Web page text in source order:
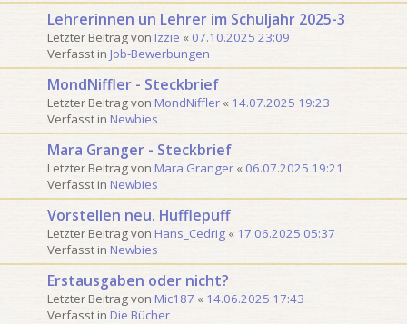
Lehrerinnen un Lehrer im Schuljahr 2025-3
Letzter Beitrag von Izzie « 07.10.2025 23:09
Verfasst in Job-Bewerbungen
MondNiffler - Steckbrief
Letzter Beitrag von MondNiffler « 14.07.2025 19:23
Verfasst in Newbies
Mara Granger - Steckbrief
Letzter Beitrag von Mara Granger « 06.07.2025 19:21
Verfasst in Newbies
Vorstellen neu. Hufflepuff
Letzter Beitrag von Hans_Cedrig « 17.06.2025 05:37
Verfasst in Newbies
Erstausgaben oder nicht?
Letzter Beitrag von Mic187 « 14.06.2025 17:43
Verfasst in Die Bücher